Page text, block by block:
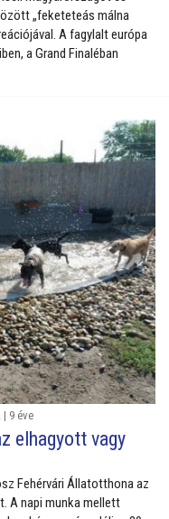
„feketeteás málna
A fagylalt európa
a Grand Finaléban
| 9 éve
elhagyott vagy
Fehérvári Állatotthona az
A napi munka mellett